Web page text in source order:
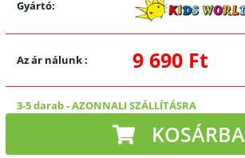
Gyártó:
Az ár nálunk: 9 690 Ft
3-5 darab-AZONNALI SZÁLLÍTÁSRA
KOSÁRBA